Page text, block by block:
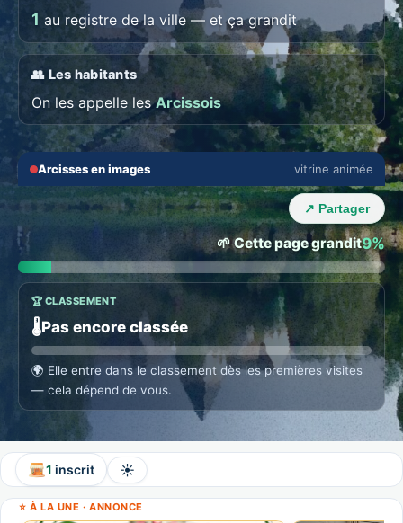
1 au registre de la ville — et ça grandit
👥 Les habitants
On les appelle lesArcissois
Arcisses en images vitrine animée
🏙️ ANIMEZ VOTRE ZONE
Animez Arcisses
Zone exclusive · revenus sur chaque abonnement local. →
›
🔇 ⛶
↗ Partager
🌱 Cette page grandit9%
🏆 CLASSEMENT
🌡️Pas encore classée
🌍 Elle entre dans le classement dès les premières visites
— cela dépend de vous.
1 inscrit ☀️
⭐ À LA UNE · ANNONCE